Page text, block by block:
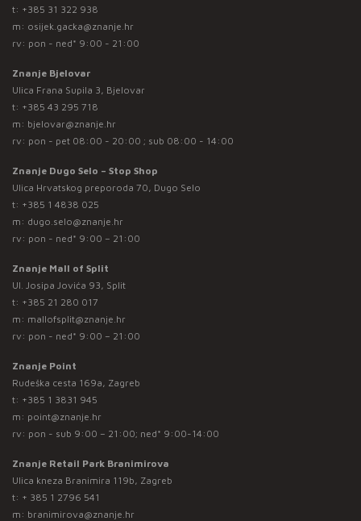
t: +385 31 322 938
m: osijek.gacka@znanje.hr
rv: pon - ned* 9:00 - 21:00
Znanje Bjelovar
Ulica Frana Supila 3, Bjelovar
t: +385 43 295 718
m: bjelovar@znanje.hr
rv: pon - pet 08:00 - 20:00 ; sub 08:00 - 14:00
Znanje Dugo Selo – Stop Shop
Ulica Hrvatskog preporoda 70, Dugo Selo
t: +385 1 4838 025
m: dugo.selo@znanje.hr
rv: pon - ned* 9:00 – 21:00
Znanje Mall of Split
Ul. Josipa Jovića 93, Split
t: +385 21 280 017
m: mallofsplit@znanje.hr
rv: pon - ned* 9:00 – 21:00
Znanje Point
Rudeška cesta 169a, Zagreb
t: +385 1 3831 945
m: point@znanje.hr
rv: pon - sub 9:00 – 21:00; ned* 9:00-14:00
Znanje Retail Park Branimirova
Ulica kneza Branimira 119b, Zagreb
t: + 385 1 2796 541
m: branimirova@znanje.hr